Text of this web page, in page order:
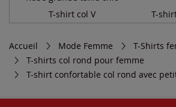
T-shirt col V T-
Accueil Mode Femme
T-Shirts
T-shirts col rond pour femme
T-shirt confortable col rond avec